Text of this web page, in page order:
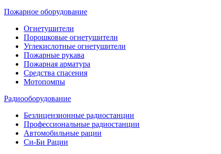
Пожарное оборудование
Огнетушители
Порошковые огнетушители
Углекислотные огнетушители
Пожарные рукава
Пожарная арматура
Средства спасения
Мотопомпы
Радиооборудование
Безлицензионные радиостанции
Профессиональные радиостанции
Автомобильные рации
Си-Би Рации